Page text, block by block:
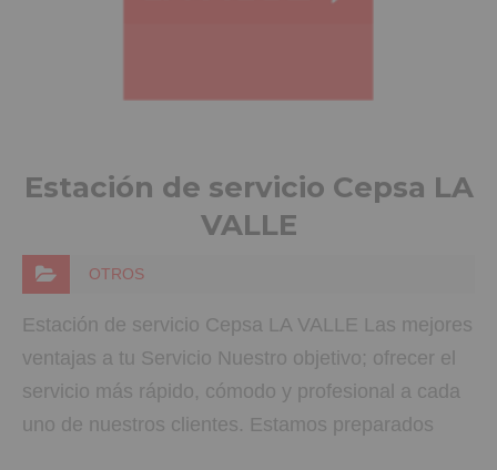
Estación de servicio Cepsa LA
VALLE
OTROS
Estación de servicio Cepsa LA VALLE Las mejores
ventajas a tu Servicio Nuestro objetivo; ofrecer el
servicio más rápido, cómodo y profesional a cada
uno de nuestros clientes. Estamos preparados